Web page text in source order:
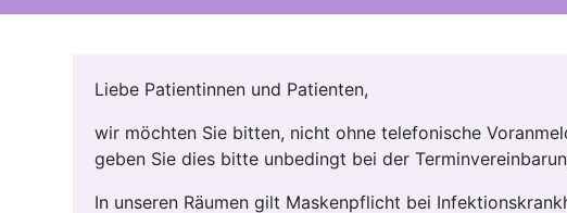
Liebe Patientinnen und Patienten,
wir möchten Sie bitten, nicht ohne telefonische
geben Sie dies bitte unbedingt bei der
In unseren Räumen gilt Maskenpflicht bei